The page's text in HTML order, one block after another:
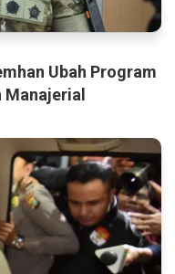
Ubah Program